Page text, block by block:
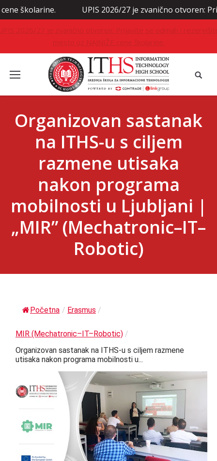
UPIS 2026/27 je zvanično otvoren: Prijavite
2026/27 je zvanično otvoren: Prijavite se odmah i
mesto uz NAJNIŽE cene školarine.
Organizovan sastanak
na ITHS-u s ciljem
razmene utisaka
nakon programa
mobilnosti u Ljubljani |
„MIR” (Mechatronic–IT–
Robotic)
Početna / Erasmus /
MIR (Mechatronic–IT–Robotic) /
Organizovan sastanak na ITHS-u s ciljem razmene
utisaka nakon programa mobilnosti u...